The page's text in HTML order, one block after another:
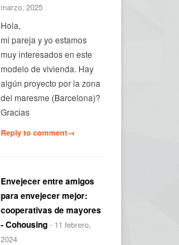
marzo, 2025
Hola,
mi pareja y yo estamos
muy interesados en este
modelo de vivienda. Hay
algún proyecto por la zona
del maresme (Barcelona)?
Gracias
Reply to comment→
Envejecer entre amigos
para envejecer mejor:
cooperativas de mayores
- Cohousing- 11 febrero,
2024